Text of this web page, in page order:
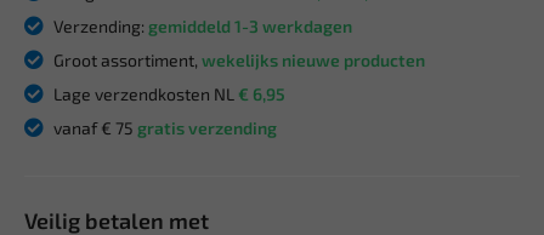
Verzending: gemiddeld 1-3 werkdagen
Groot assortiment, wekelijks nieuwe producten
Lage verzendkosten NL € 6,95
vanaf € 75 gratis verzending
Veilig betalen met